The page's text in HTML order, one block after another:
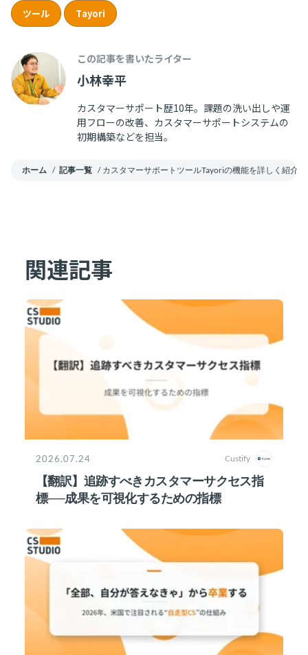
ツール Tayori
この記事を書いたライター
小林幸平
カスタマーサポート歴10年。課題の洗い出しや運
用フローの改善、カスタマーサポートシステムの
初期構築などを担当。
ホーム / 記事一覧 / カスタマーサポートツールTayoriの機能を詳しく紹介
関連記事
2026.07.24 Custify
【翻訳】追跡すべきカスタマーサクセス指
標──成果を可視化するための指標